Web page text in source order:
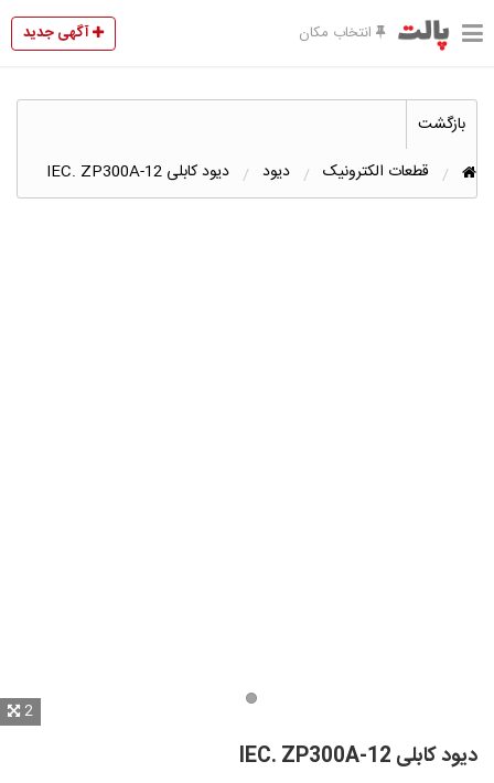
انتخاب مکان آگهی جدید
بازگشت
قطعات الکترونیک
دیود دیود کابلی IEC. ZP300A-12
2
دیود کابلی IEC. ZP300A-12